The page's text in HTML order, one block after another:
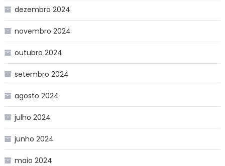
dezembro 2024
novembro 2024
outubro 2024
setembro 2024
agosto 2024
julho 2024
junho 2024
maio 2024